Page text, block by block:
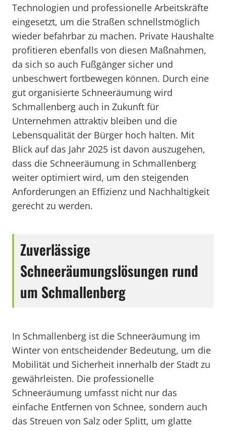
Technologien und professionelle Arbeitskräfte
eingesetzt, um die Straßen schnellstmöglich
wieder befahrbar zu machen. Private Haushalte
profitieren ebenfalls von diesen Maßnahmen,
da sich so auch Fußgänger sicher und
unbeschwert fortbewegen können. Durch eine
gut organisierte Schneeräumung wird
Schmallenberg auch in Zukunft für
Unternehmen attraktiv bleiben und die
Lebensqualität der Bürger hoch halten. Mit
Blick auf das Jahr 2025 ist davon auszugehen,
dass die Schneeräumung in Schmallenberg
weiter optimiert wird, um den steigenden
Anforderungen an Effizienz und Nachhaltigkeit
gerecht zu werden.
Zuverlässige
Schneeräumungslösungen rund
um Schmallenberg
In Schmallenberg ist die Schneeräumung im
Winter von entscheidender Bedeutung, um die
Mobilität und Sicherheit innerhalb der Stadt zu
gewährleisten. Die professionelle
Schneeräumung umfasst nicht nur das
einfache Entfernen von Schnee, sondern auch
das Streuen von Salz oder Splitt, um glatte